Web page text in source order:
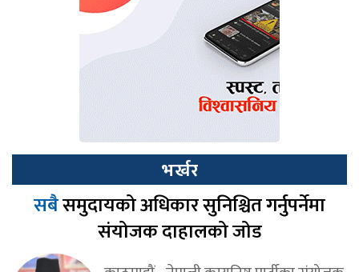
भर्खर
सबैसमुदायको अधिकार सुनिश्चित गर्नुपर्नेमा
संयोजक दाहालको जोड